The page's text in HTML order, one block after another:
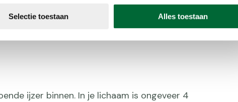
Selectie toestaan Alles toestaan
ijzer binnen. In je lichaam is ongeveer 4